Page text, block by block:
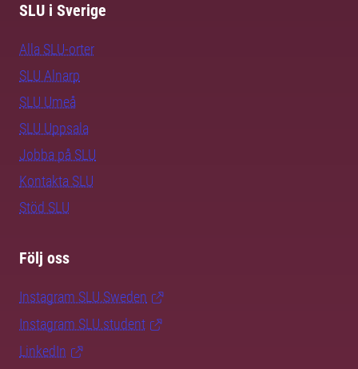
SLU i Sverige
Alla SLU-orter
SLU Alnarp
SLU Umeå
SLU Uppsala
Jobba på SLU
Kontakta SLU
Stöd SLU
Följ oss
Instagram SLU.Sweden
Instagram SLU.student
LinkedIn